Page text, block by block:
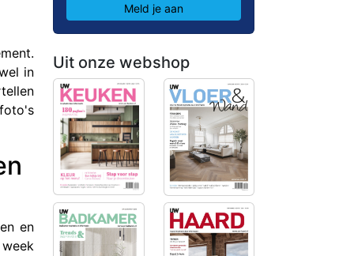
in
en
Meld je aan
Uit onze webshop